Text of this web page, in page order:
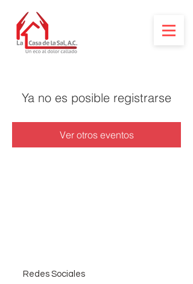
Ya no es posible registrarse
Ver otros eventos
Redes Sociales